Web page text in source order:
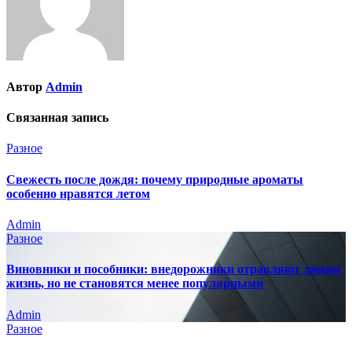
Автор Admin
Связанная запись
Разное
Свежесть после дождя: почему природные ароматы
особенно нравятся летом
Admin
Разное
Виновники и пособники: внедорожники отравляют людям
жизнь, но не становятся менее популярными
Admin
Разное